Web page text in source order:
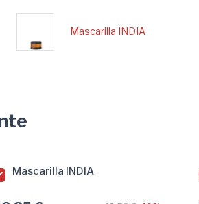
Mascarilla INDIA
Mascarilla INDIA